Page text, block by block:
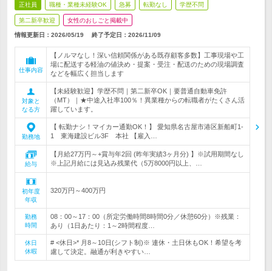
正社員 職種・業種未経験OK 急募 転勤なし 学歴不問
第二新卒歓迎 女性のおしごと掲載中
情報更新日：2026/05/19 終了予定日： 2026/11/09
仕事内容
【ノルマなし！深い信頼関係がある既存顧客多数】工事現場や工
場に配送する軽油の値決め・提案・受注・配送のための現場調査
などを幅広く担当します
対象と
なる方
【未経験歓迎】学歴不問｜第二新卒OK｜要普通自動車免許
（MT）｜★中途入社率100％！異業種からの転職者がたくさん活
躍しています。
勤務地
【 転勤ナシ！マイカー通勤OK！】 愛知県名古屋市港区新船町1-
1 東海建設ビル3F 本社 【雇入…
給与
【月給27万円～+賞与年2回 (昨年実績3ヶ月分) 】※試用期間なし
※上記月給には見込み残業代（5万8000円以上、…
初年度
年収
320万円～400万円
勤務
時間
08：00～17：00（所定労働時間8時間0分／休憩60分）※残業：
あり（1日あたり：1～2時間程度…
休日
休暇
# <休日>* 月8～10日(シフト制)※ 連休・土日休もOK！希望を考
慮して決定。融通が利きやすい…